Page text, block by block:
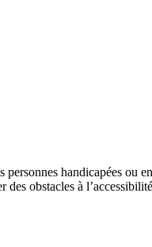
handicapées ou
obstacles à